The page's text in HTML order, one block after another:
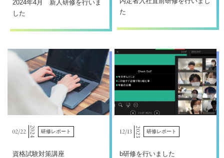
2024年4月 新人研修を行いま
した
た
02/22 2024 研修レポート
資格試験対策講座
12/13 2023 研修レポート
b研修を行いました